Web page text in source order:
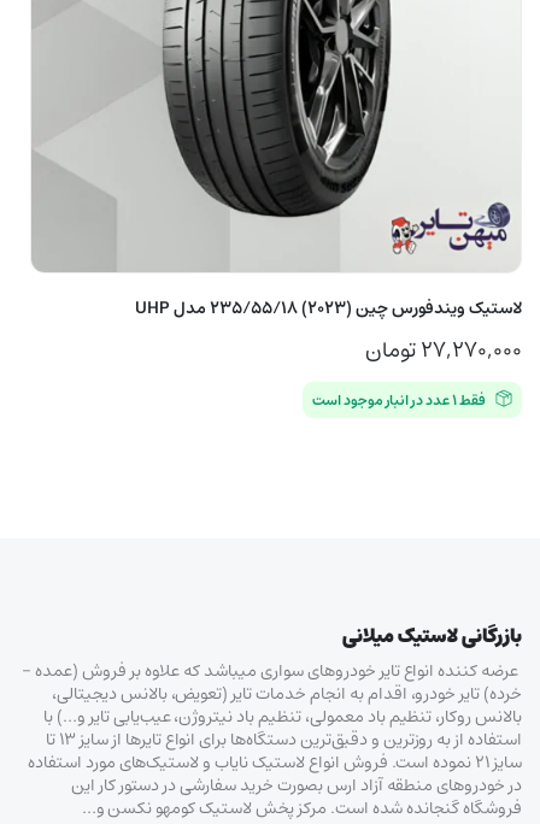
لاستیک ویندفورس چین (2023) 235/55/18 مدل UHP
۲۷,۲۷۰,۰۰۰تومان
فقط ۱ عدد در انبار موجود است
بازرگانی لاستیک میلانی
عرضه کننده انواع تایر خودروهای سواری میباشد که علاوه بر فروش (عمده –
خرده‌) تایر خودرو، اقدام به انجام خدمات تایر (تعویض، بالانس دیجیتالی،
بالانس روکار، تنظیم باد معمولی، تنظیم باد نیتروژن، عیب‌یابی تایر و…) با
استفاده از به روزترین و دقیق‌ترین دستگاه‌ها برای انواع تایرها از سایز ۱۳ تا
سایز ۲۱ نموده است. فروش انواع لاستیک‌ نایاب و لاستیک‌های مورد استفاده
در خودروهای منطقه آزاد ارس بصورت خرید سفارشی در دستور کار این
فروشگاه گنجانده شده است. مرکز پخش لاستیک کومهو نکسن و…